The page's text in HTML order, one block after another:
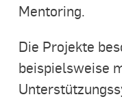
Mentoring.
Die Projekte
beispielsweise